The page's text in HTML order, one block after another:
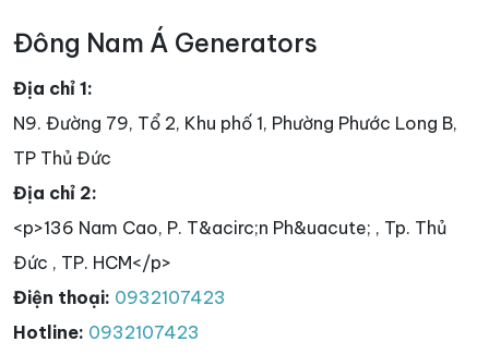
Đông Nam Á Generators
Địa chỉ 1:
N9. Đường 79, Tổ 2, Khu phố 1, Phường Phước Long B,
TP Thủ Đức
Địa chỉ 2:
<p>136 Nam Cao, P. T&acirc;n Ph&uacute; , Tp. Thủ
Đức , TP. HCM</p>
Điện thoại: 0932107423
Hotline: 0932107423